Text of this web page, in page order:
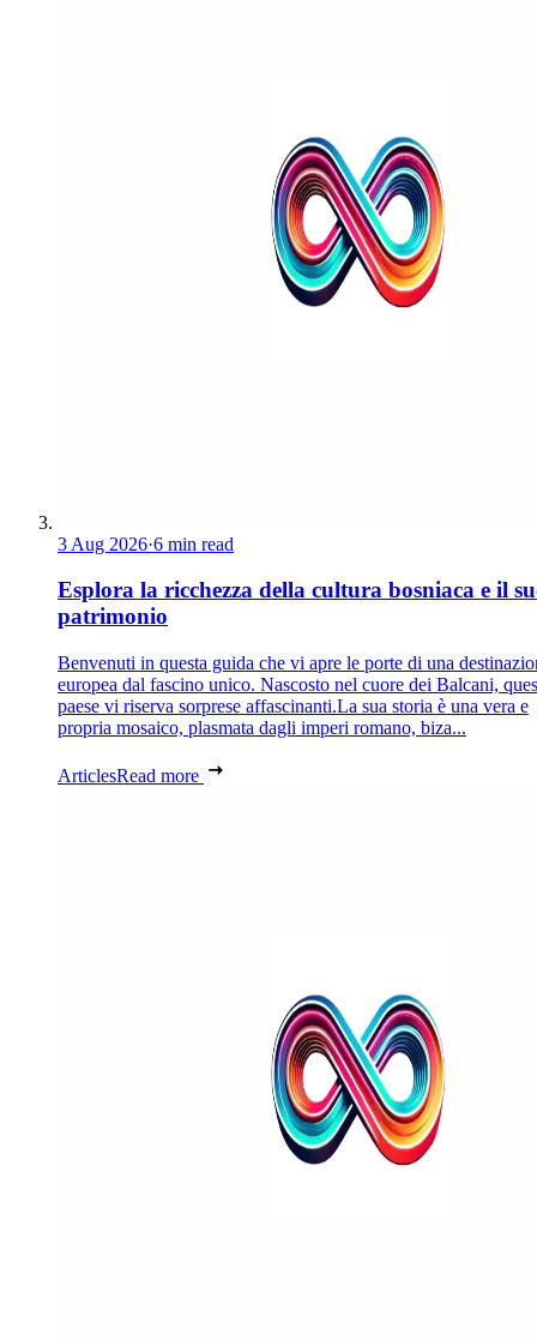
3 Aug 2026·6 min read
Esplora la ricchezza della cultura bosniaca e il
patrimonio
Benvenuti in questa guida che vi apre le porte di una
europea dal fascino unico. Nascosto nel cuore dei Balcani,
paese vi riserva sorprese affascinanti.La sua storia è una vera e
propria mosaico, plasmata dagli imperi romano, biza...
ArticlesRead more